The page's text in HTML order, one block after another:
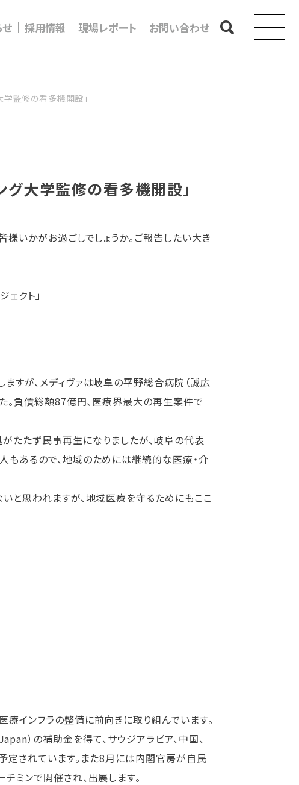
採用情報 現場レポート お問い合わせ
学監修の看多機開設」
グ大学監修の看多機開設」
いかがお過ごしでしょうか。ご報告したい大き
クト」
すが、メディヴァは岐阜の平野総合病院（誠広
。負債総額87億円、医療界最大の再生案件で
たたず民事再生になりましたが、岐阜の代表
あるので、地域のためには継続的な医療・介
と思われますが、地域医療を守るためにもここ
インフラの整備に前向きに取り組んでいます。
）の補助金を得て、サウジアラビア、中国、
定されています。また8月には内閣官房が自民
ミンで開催され、出展します。